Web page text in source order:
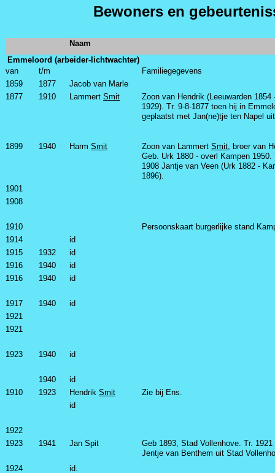
Bewoners en
Naam
Emmeloord (arbeider-lichtwachter)
van
t/m
Familiegegevens
1859
1877
Jacob van Marle
1877
1910 Lammert Smit
Zoon van Hendrik (Leeuwarden 1854
1929). Tr. 9-8-1877 toen hij in
geplaatst met Jan(ne)tje ten Napel
1899 1940 Harm Smit Zoon van Lammert Smit, broer van
Geb. Urk 1880 - overl Kampen 1950.
1908 Jantje van Veen (Urk 1882 -
1896).
1901
1908
1910
Persoonskaart burgerlijke stand
1914
id
1915
1932
id
1916
1940
id
1916
1940 id
1917 1940
id
1921
1921
1923 1940 id
1940
id
1910
1923 Hendrik Smit
Zie bij Ens.
id
1922
1923
1941 Jan Spit
Geb 1893, Stad Vollenhove. Tr. 1921
Jentje van Benthem uit Stad
1924
id.